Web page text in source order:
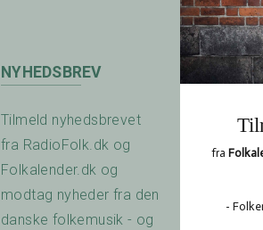
NYHEDSBREV
Tilmeld nyhedsbrevet
fra RadioFolk.dk og
Folkalender.dk og
modtag nyheder fra den
danske folkemusik - og
Har du
nogen